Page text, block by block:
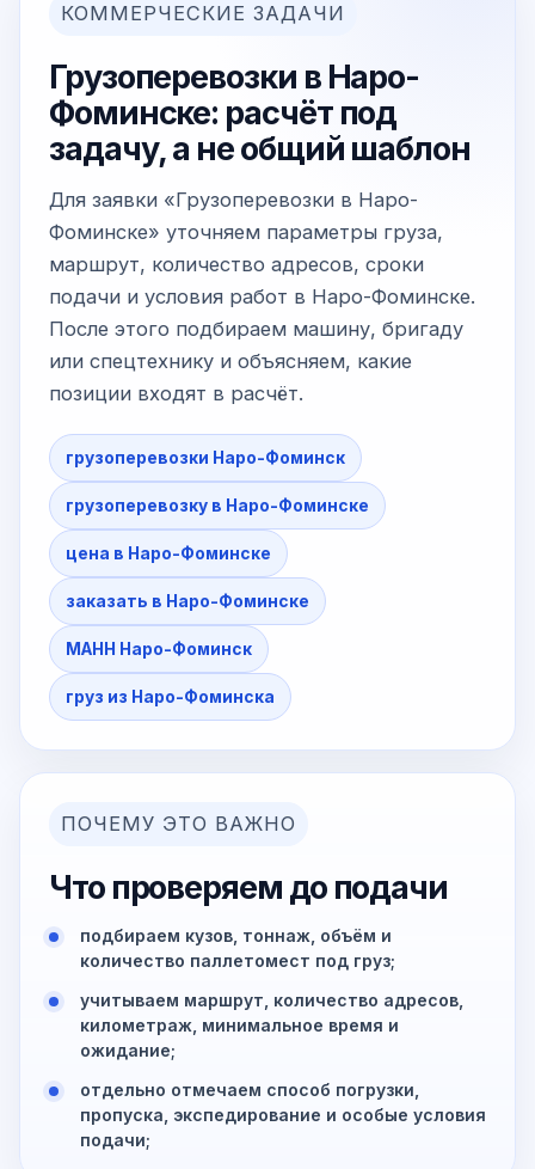
КОММЕРЧЕСКИЕ ЗАДАЧИ
Грузоперевозки в Наро-
Фоминске: расчёт под
задачу, а не общий шаблон
Для заявки «Грузоперевозки в Наро-
Фоминске» уточняем параметры груза,
маршрут, количество адресов, сроки
подачи и условия работ в Наро-Фоминске.
После этого подбираем машину, бригаду
или спецтехнику и объясняем, какие
позиции входят в расчёт.
грузоперевозки Наро-Фоминск
грузоперевозку в Наро-Фоминске
цена в Наро-Фоминске
заказать в Наро-Фоминске
МАНН Наро-Фоминск
груз из Наро-Фоминска
ПОЧЕМУ ЭТО ВАЖНО
Что проверяем до подачи
подбираем кузов, тоннаж, объём и
количество паллетомест под груз;
учитываем маршрут, количество адресов,
километраж, минимальное время и
ожидание;
отдельно отмечаем способ погрузки,
пропуска, экспедирование и особые условия
подачи;